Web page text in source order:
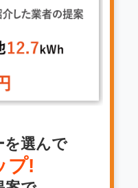
を選んで
プ!